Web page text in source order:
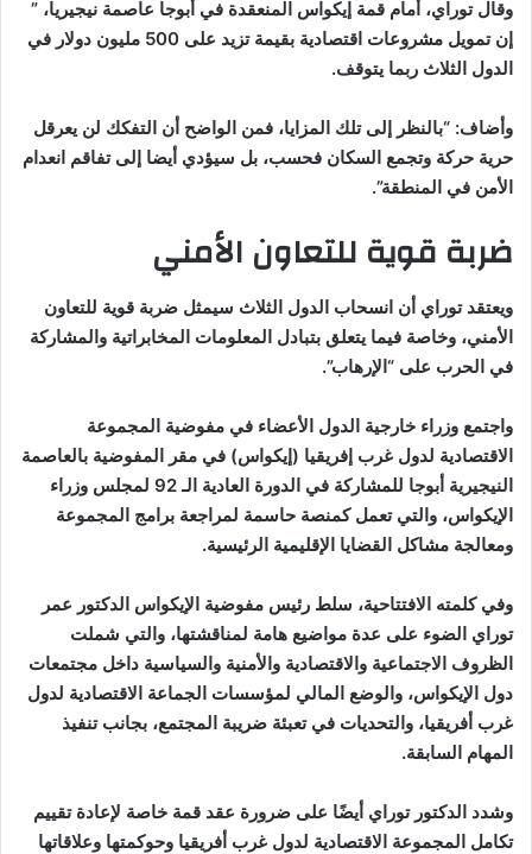
وقال توراي، أمام قمة إيكواس المنعقدة في أبوجا عاصمة نيجيريا، ”
إن تمويل مشروعات اقتصادية بقيمة تزيد على 500 مليون دولار في
الدول الثلاث ربما يتوقف.
وأضاف: “بالنظر إلى تلك المزايا، فمن الواضح أن التفكك لن يعرقل
حرية حركة وتجمع السكان فحسب، بل سيؤدي أيضا إلى تفاقم انعدام
الأمن في المنطقة”.
ضربة قوية للتعاون الأمني
ويعتقد توراي أن انسحاب الدول الثلاث سيمثل ضربة قوية للتعاون
الأمني، وخاصة فيما يتعلق بتبادل المعلومات المخابراتية والمشاركة
في الحرب على “الإرهاب”.
واجتمع وزراء خارجية الدول الأعضاء في مفوضية المجموعة
الاقتصادية لدول غرب إفريقيا (إيكواس) في مقر المفوضية بالعاصمة
النيجيرية أبوجا للمشاركة في الدورة العادية الـ 92 لمجلس وزراء
الإيكواس، والتي تعمل كمنصة حاسمة لمراجعة برامج المجموعة
ومعالجة مشاكل القضايا الإقليمية الرئيسية.
وفي كلمته الافتتاحية، سلط رئيس مفوضية الإيكواس الدكتور عمر
توراي الضوء على عدة مواضيع هامة لمناقشتها، والتي شملت
الظروف الاجتماعية والاقتصادية والأمنية والسياسية داخل مجتمعات
دول الإيكواس، والوضع المالي لمؤسسات الجماعة الاقتصادية لدول
غرب أفريقيا، والتحديات في تعبئة ضريبة المجتمع، بجانب تنفيذ
المهام السابقة.
وشدد الدكتور توراي أيضًا على ضرورة عقد قمة خاصة لإعادة تقييم
تكامل المجموعة الاقتصادية لدول غرب أفريقيا وحوكمتها وعلاقاتها